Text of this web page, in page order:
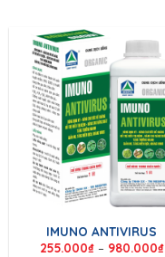
IMUNO ANTIVIRUS
255.000₫– 980.000₫